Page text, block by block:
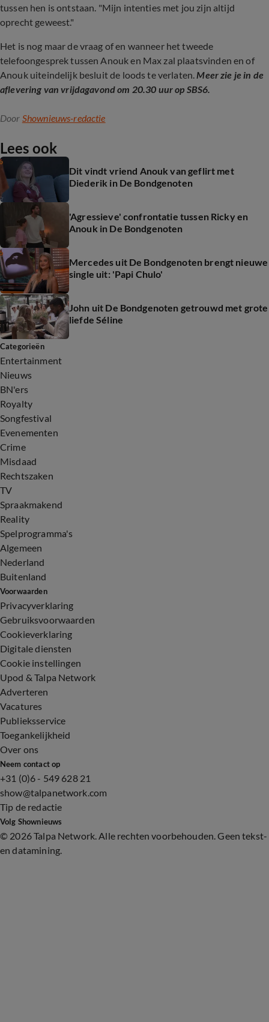
tussen hen is ontstaan. "Mijn intenties met jou zijn altijd
oprecht geweest."
Het is nog maar de vraag of en wanneer het tweede
telefoongesprek tussen Anouk en Max zal plaatsvinden en of
Anouk uiteindelijk besluit de loods te verlaten.Meer zie je in de
aflevering van vrijdagavond om 20.30 uur op SBS6.
Door Shownieuws-redactie
Lees ook
Dit vindt vriend Anouk van geflirt met
Diederik in De Bondgenoten
'Agressieve' confrontatie tussen Ricky en
Anouk in De Bondgenoten
Mercedes uit De Bondgenoten brengt nieuwe
single uit: 'Papi Chulo'
John uit De Bondgenoten getrouwd met grote
liefde Séline
Categorieën
Entertainment
Nieuws
BN'ers
Royalty
Songfestival
Evenementen
Crime
Misdaad
Rechtszaken
TV
Spraakmakend
Reality
Spelprogramma's
Algemeen
Nederland
Buitenland
Voorwaarden
Privacyverklaring
Gebruiksvoorwaarden
Cookieverklaring
Digitale diensten
Cookie instellingen
Upod & Talpa Network
Adverteren
Vacatures
Publieksservice
Toegankelijkheid
Over ons
Neem contact op
+31 (0)6 - 549 628 21
show@talpanetwork.com
Tip de redactie
Volg Shownieuws
© 2026 Talpa Network. Alle rechten voorbehouden. Geen tekst-
en datamining.